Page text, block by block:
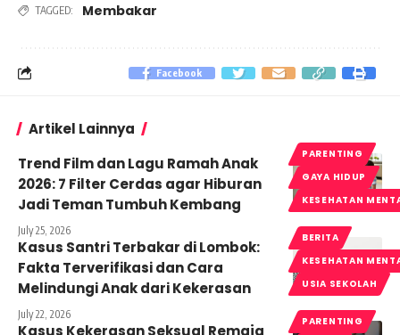
TAGGED: Membakar
Facebook
Artikel Lainnya
PARENTING
GAYA HIDUP
KESEHATAN
Trend Film dan Lagu Ramah Anak
2026: 7 Filter Cerdas agar Hiburan
Jadi Teman Tumbuh Kembang
July 25, 2026
BERITA
KESEHATAN
USIA SEKOLAH
Kasus Santri Terbakar di Lombok:
Fakta Terverifikasi dan Cara
Melindungi Anak dari Kekerasan
July 22, 2026
PARENTING
Kasus Kekerasan Seksual Remaja